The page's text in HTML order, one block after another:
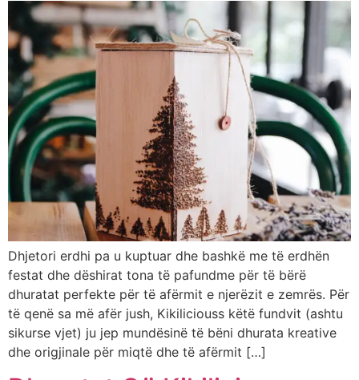
Dhjetori erdhi pa u kuptuar dhe bashkë me të erdhën
festat dhe dëshirat tona të pafundme për të bërë
dhuratat perfekte për të afërmit e njerëzit e zemrës. Për
të qenë sa më afër jush, Kikiliciouss këtë fundvit (ashtu
sikurse vjet) ju jep mundësinë të bëni dhurata kreative
dhe origjinale për miqtë dhe të afërmit […]